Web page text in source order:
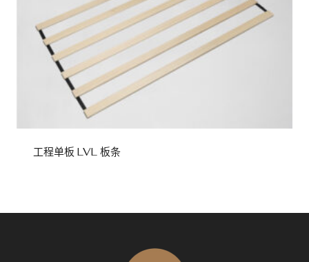
工程单板 LVL 板条